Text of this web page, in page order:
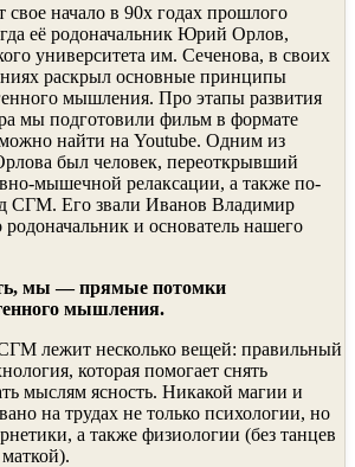
свое начало в 90х годах прошлого
её родоначальник Юрий Орлов,
университета им. Сеченова, в своих
раскрыл основные принципы
мышления. Про этапы развития
мы подготовили фильм в формате
найти на Youtube. Одним из
был человек, переоткрывший
мышечной релаксации, а также по-
СГМ. Его звали Иванов Владимир
и основатель нашего
мы — прямые потомки
мышления.
лежит несколько вещей: правильный
которая помогает снять
мыслям ясность. Никакой магии и
на трудах не только психологии, но
а также физиологии (без танцев